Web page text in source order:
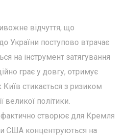
відчуття, що
України поступово втрачає
на інструмент затягування
грає у довгу, отримує
Київ стикається з ризиком
великої політики.
створює для Кремля
США концентруються на